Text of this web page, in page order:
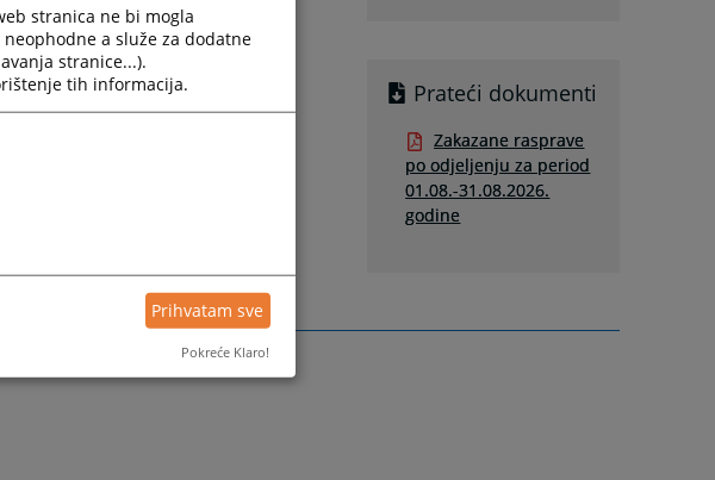
Prateći dokumenti
Zakazane rasprave
po odjeljenju za period
01.08.-31.08.2026.
godine
stranica ne bi mogla
a služe za dodatne
stranice...).
tih informacija.
Prihvatam sve
Pokreće Klaro!